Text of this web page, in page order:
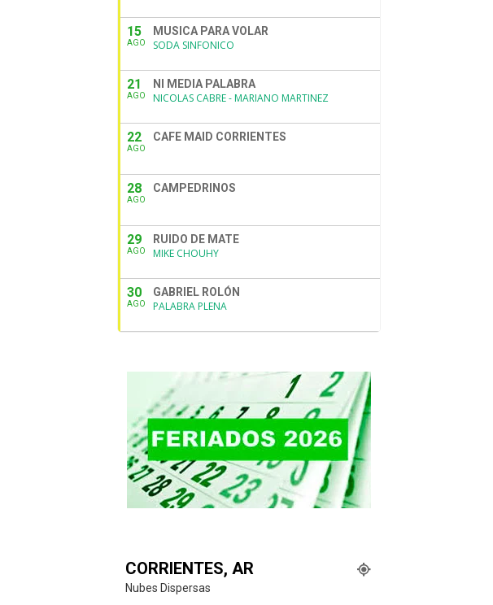
15
AGO
MUSICA PARA VOLAR
SODA SINFONICO
21
AGO
NI MEDIA PALABRA
NICOLAS CABRE - MARIANO MARTINEZ
22
AGO
CAFE MAID CORRIENTES
28
AGO
CAMPEDRINOS
29
AGO
RUIDO DE MATE
MIKE CHOUHY
30
AGO
GABRIEL ROLÓN
PALABRA PLENA
CORRIENTES, AR
Nubes Dispersas